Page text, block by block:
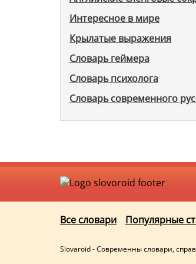
Интересное в мире
Крылатые выражения
Словарь геймера
Словарь психолога
Словарь современного
Все словари Популярные
Slovaroid - Современны словари,